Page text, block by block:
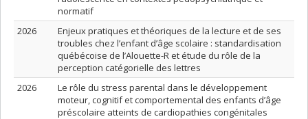
normatif
2026
Enjeux pratiques et théoriques de la lecture et de ses
troubles chez l’enfant d’âge scolaire : standardisation
québécoise de l’Alouette-R et étude du rôle de la
perception catégorielle des lettres
2026
Le rôle du stress parental dans le développement
moteur, cognitif et comportemental des enfants d’âge
préscolaire atteints de cardiopathies congénitales